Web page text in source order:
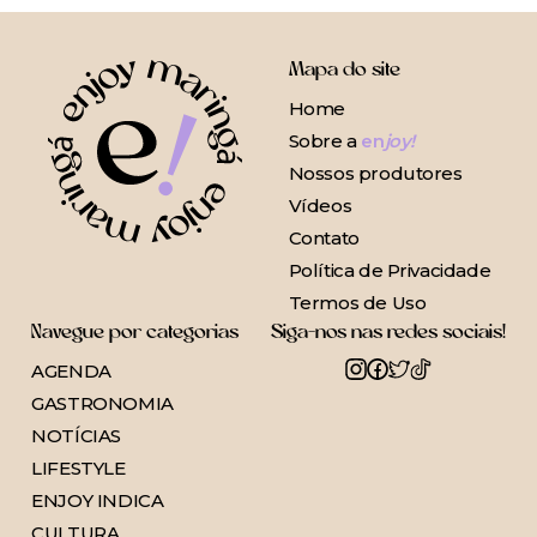
Mapa do site
Home
Sobre a enjoy!
Nossos produtores
Vídeos
Contato
Política de Privacidade
Termos de Uso
Navegue por categorias
AGENDA
GASTRONOMIA
NOTÍCIAS
LIFESTYLE
ENJOY INDICA
Siga-nos nas redes sociais!